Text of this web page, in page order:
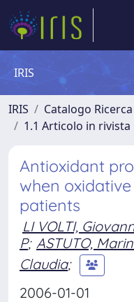
IRIS
IRIS Catalogo Ricerca
1.1 Articolo in rivista
Antioxidant
when
patients
LI VOLTI,
P; ASTUTO,
Claudia;
2006-01-01